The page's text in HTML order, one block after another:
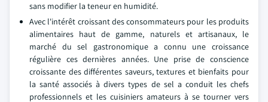
sans modifier la teneur en humidité.
Avec l'intérêt croissant des consommateurs pour les produits
alimentaires haut de gamme, naturels et artisanaux, le
marché du sel gastronomique a connu une croissance
régulière ces dernières années. Une prise de conscience
croissante des différentes saveurs, textures et bienfaits pour
la santé associés à divers types de sel a conduit les chefs
professionnels et les cuisiniers amateurs à se tourner vers